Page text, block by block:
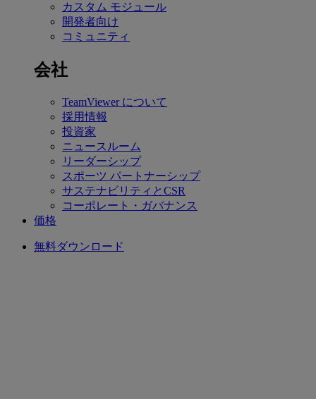
カスタム モジュール
開発者向け
コミュニティ
会社
TeamViewer について
採用情報
投資家
ニュースルーム
リーダーシップ
スポーツ パートナーシップ
サステナビリティとCSR
コーポレート・ガバナンス
価格
無料ダウンロード